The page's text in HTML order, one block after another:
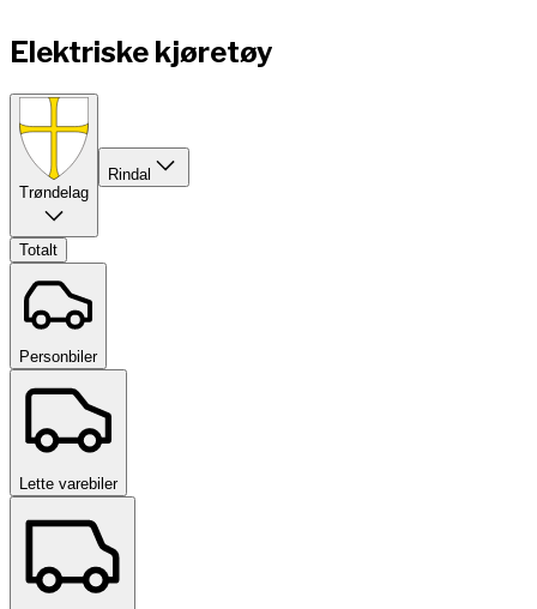
Elektriske kjøretøy
Trøndelag
Rindal
Totalt
Personbiler
Lette varebiler